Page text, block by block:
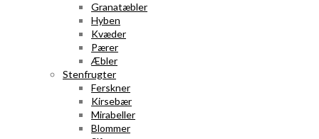
Granatæbler
Hyben
Kvæder
Pærer
Æbler
Stenfrugter
Ferskner
Kirsebær
Mirabeller
Blommer